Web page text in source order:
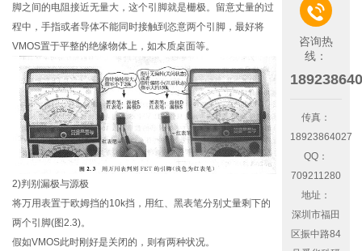
脚之间的电阻接近无量大，这个引脚就是栅极。留意丈量的过
程中，手指或者导体不能同时接触到恣意两个引脚，最好将
VMOS置于平整的绝缘物体上，如木质桌面等。
2)判别漏极与源极
将万用表置于欧姆挡的10k挡，用红、黑表笔分别丈量剩下的
两个引脚(图2.3)。
假如VMOS此时刚好是关闭的，则有两种状况。

咨询热
线：
传真：
18923864027
QQ：
709211280
地址：
深圳市福田
区振中路84